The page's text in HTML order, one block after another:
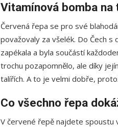
Vitamínová bomba na
Červená řepa se pro své
považovaly za všelék. Do Čech
zapékala a byla součástí
trochu pozapomnělo, ale díky
talířích. A to je velmi dobře,
Co všechno řepa
V červené řepě najdete spoustu